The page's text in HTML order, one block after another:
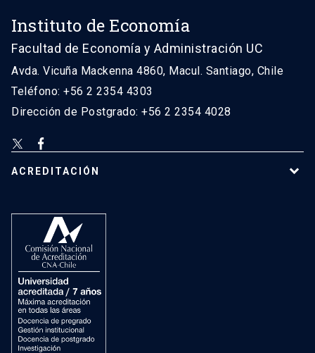
Instituto de Economía
Facultad de Economía y Administración UC
Avda. Vicuña Mackenna 4860, Macul. Santiago, Chile
Teléfono: +56 2 2354 4303
Dirección de Postgrado: +56 2 2354 4028
ACREDITACIÓN